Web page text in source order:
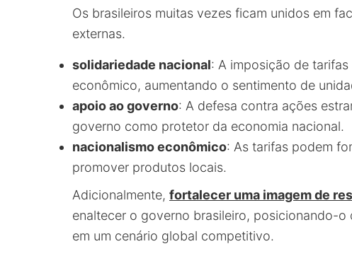
Os brasileiros muitas vezes ficam unidos em
externas.
solidariedade nacional: A imposição de
econômico, aumentando o sentimento de
apoio ao governo: A defesa contra ações
governo como protetor da economia nacional.
nacionalismo econômico: As tarifas podem
promover produtos locais.
Adicionalmente, fortalecer uma imagem de
enaltecer o governo brasileiro, posicionando-
em um cenário global competitivo.